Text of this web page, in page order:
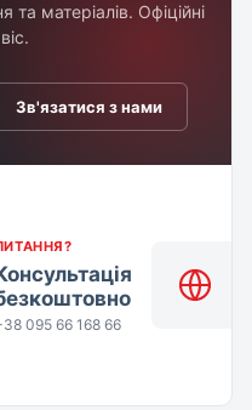
матеріалів. Офіційні
Зв'язатися з нами
095 66 168 66